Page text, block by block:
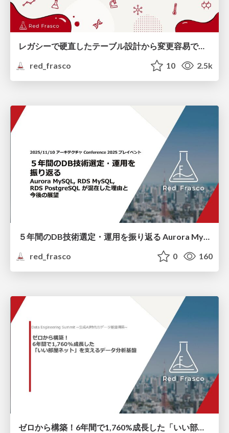
レガシーで硬直したテーブル設計から変更容易で柔軟なテーブル設計にする
red_frasco
10 2.5k
５年間のDB技術選定・運用を振り返る Aurora MySQL, RDS MySQL, RDS PostgreSQL が混在した理由と今後の展望
red_frasco
0 160
ゼロから構築！6年間で1,760%成長した「いい部屋ネット」を支えるデータ分析基盤